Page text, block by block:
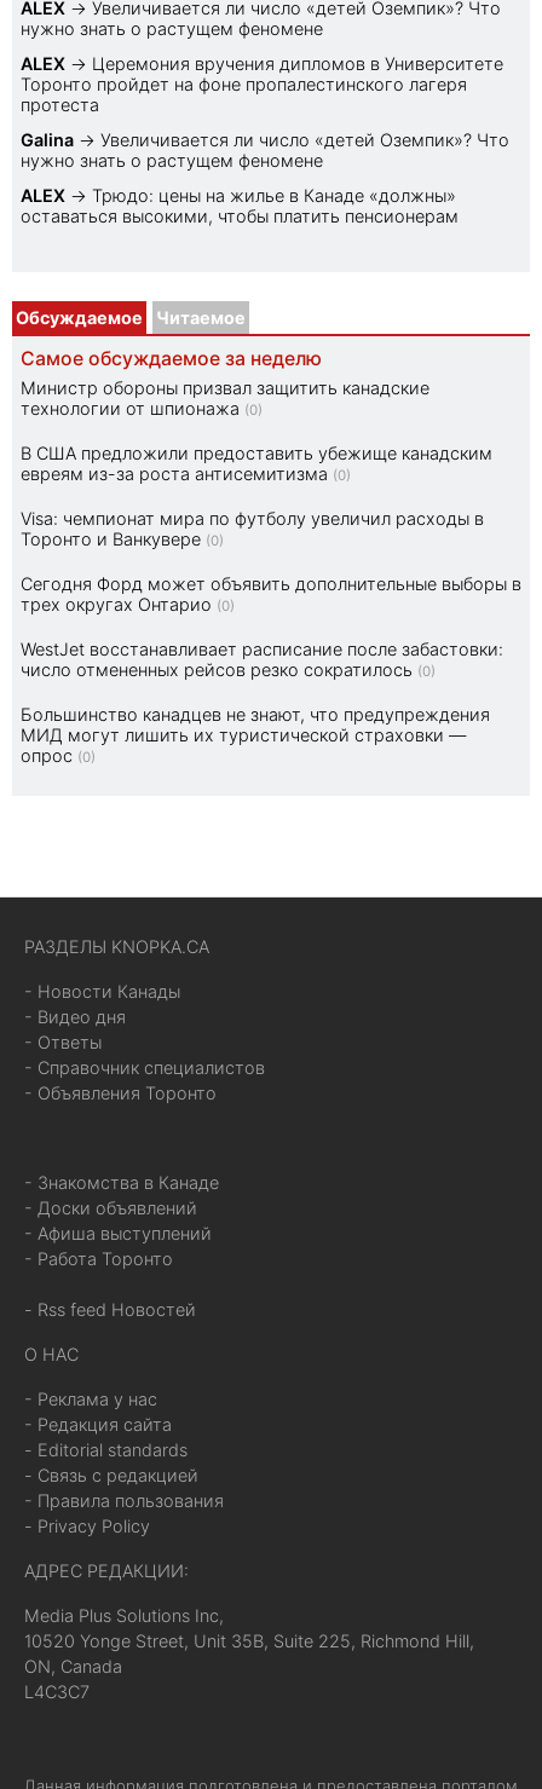
ALEX → Увеличивается ли число «детей Оземпик»? Что
нужно знать о растущем феномене
ALEX → Церемония вручения дипломов в Университете
Торонто пройдет на фоне пропалестинского лагеря
протеста
Galina → Увеличивается ли число «детей Оземпик»? Что
нужно знать о растущем феномене
ALEX → Трюдо: цены на жилье в Канаде «должны»
оставаться высокими, чтобы платить пенсионерам
Обсуждаемое Читаемое
Самое обсуждаемое за неделю
Министр обороны призвал защитить канадские
технологии от шпионажа (0)
В США предложили предоставить убежище канадским
евреям из-за роста антисемитизма (0)
Visa: чемпионат мира по футболу увеличил расходы в
Торонто и Ванкувере (0)
Сегодня Форд может объявить дополнительные выборы в
трех округах Онтарио (0)
WestJet восстанавливает расписание после забастовки:
число отмененных рейсов резко сократилось (0)
Большинство канадцев не знают, что предупреждения
МИД могут лишить их туристической страховки —
опрос (0)
РАЗДЕЛЫ KNOPKA.CA
- Новости Канады
- Видео дня
- Ответы
- Справочник специалистов
- Объявления Торонто
- Знакомства в Канаде
- Доски объявлений
- Афиша выступлений
- Работа Торонто
- Rss feed Новостей
О НАС
- Реклама у нас
- Редакция сайта
- Editorial standards
- Связь с редакцией
- Правила пользования
- Privacy Policy
АДРЕС РЕДАКЦИИ:
Media Plus Solutions Inc,
10520 Yonge Street, Unit 35B, Suite 225, Richmond Hill,
ON, Canada
L4C3C7
Данная информация подготовлена и предоставлена порталом